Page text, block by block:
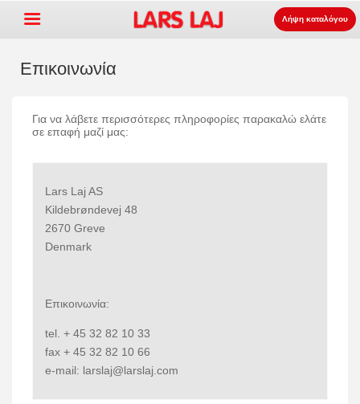
εξοπλισμός παιδότοπων +
επιφάνεια
Σχετικά με εμάς
Παραγγείλτε τον κατάλογο
LarsLaj Worldwide
Lars Laj on Facebook
Λήψη καταλόγου
Επικοινωνία
Για να λάβετε περισσότερες πληροφορίες παρακαλώ ελάτε
σε επαφή μαζί μας:
Lars Laj AS
Kildebrøndevej 48
2670 Greve
Denmark
Επικοινωνία:
tel. + 45 32 82 10 33
fax + 45 32 82 10 66
e-mail: larslaj@larslaj.com